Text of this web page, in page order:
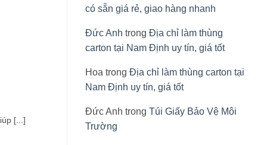
[...]
có sẵn giá rẻ, giao hàng nhanh
Đức Anh trong Địa chỉ làm thùng
carton tại Nam Định uy tín, giá tốt
Hoa trong Địa chỉ làm thùng carton tại
Nam Định uy tín, giá tốt
Đức Anh trong Túi Giấy Bảo Vệ Môi
Trường